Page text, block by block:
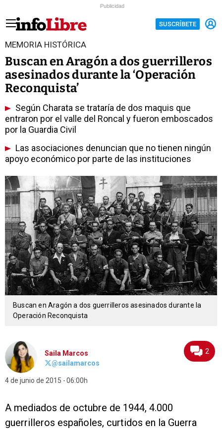
Publicidad
SUSCRÍBETE
MEMORIA HISTÓRICA
Buscan en Aragón a dos guerrilleros
asesinados durante la ‘Operación
Reconquista’
Según Charata se trataría de dos maquis que
entraron por el valle del Roncal y fueron emboscados
por la Guardia Civil
Las asociaciones denuncian que no tienen ningún
apoyo económico por parte de las instituciones
Buscan en Aragón a dos guerrilleros asesinados durante la
Operación Reconquista
Saila Marcos
@sailamarcos
4 de junio de 2015 06:00h
2
A mediados de octubre de 1944, 4.000
guerrilleros españoles, curtidos en la Guerra